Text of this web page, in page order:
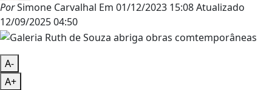
PorSimone Carvalhal Em 01/12/2023 15:08Atualizado
12/09/2025 04:50
A-
A+